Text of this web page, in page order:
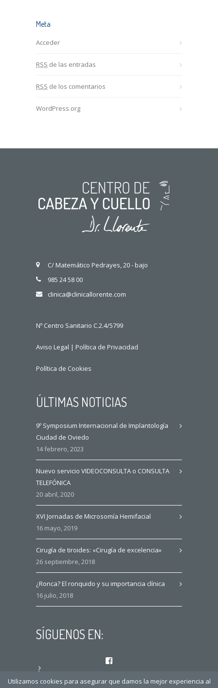
Meta
Acceder
RSS de las entradas
RSS de los comentarios
WordPress.org
C/ Matemático Pedrayes, 20 - bajo
985 24 58 00
clinica@clinicallorente.com
Nº Centro Sanitario C.2.4/5799
Aviso Legal | Política de Privacidad
Política de Cookies
ÚLTIMAS NOTICIAS
9º Symposium Internacional de Implantología
Ciudad de Oviedo
14 febrero, 2023
Nuevo servicio VIDEOCONSULTA o CONSULTA
TELEFÓNICA
20 abril, 2020
XVI Jornadas de Microsomía Hemifacial
16 mayo, 2019
Cirugía de tiroides: «Cirugía de excelencia»
26 septiembre, 2018
¿Ronca? El ronquido y su importancia clínica
16 julio, 2018
SÍGUENOS EN:
Instagram
Utilizamos cookies para asegurar que damos la mejor experiencia al